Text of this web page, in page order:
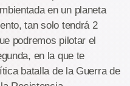
en un planeta
tan solo tendrá 2
podremos pilotar el
en la que te
batalla de la Guerra de